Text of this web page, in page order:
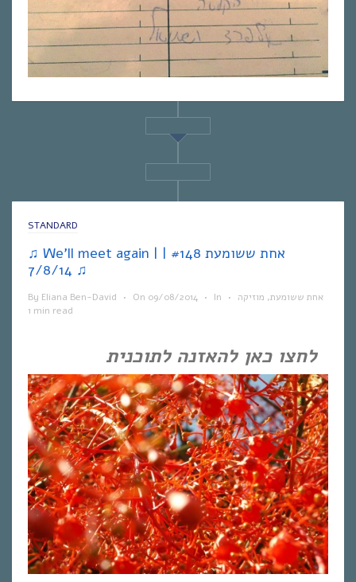
STANDARD
♫ We’ll meet again | אחת ששומעת #148 |
7/8/14 ♫
By Eliana Ben-David • On 09/08/2014 • In אחת ששומעת, מוזיקה
•
1 min read
לחצו כאן להאזנה לתוכנית